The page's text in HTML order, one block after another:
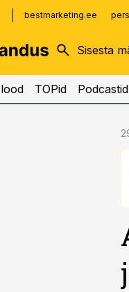
bestmarketing.ee
TOPid Podcastid